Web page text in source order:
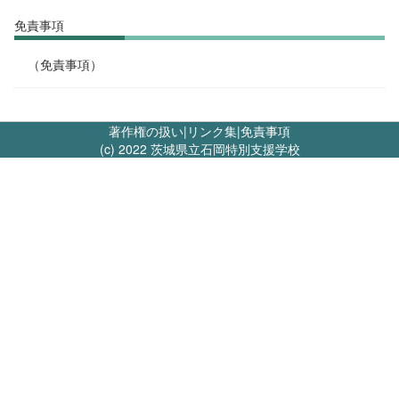
免責事項
（免責事項）
著作権の扱い| リンク集|免責事項
(c) 2022 茨城県立石岡特別支援学校